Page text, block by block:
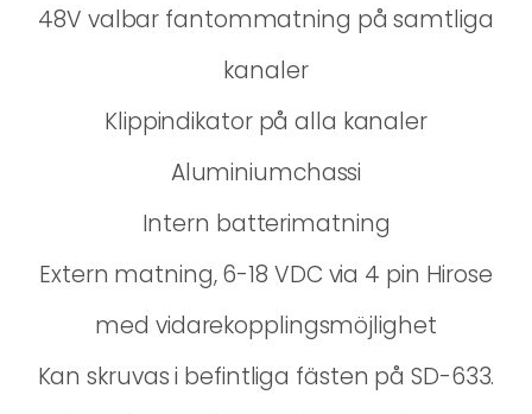
48V valbar fantommatning på samtliga
kanaler
Klippindikator på alla kanaler
Aluminiumchassi
Intern batterimatning
Extern matning, 6-18 VDC via 4 pin Hirose
med vidarekopplingsmöjlighet
Kan skruvas i befintliga fästen på SD-633.